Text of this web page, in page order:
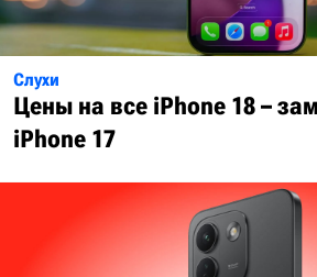
Слухи
Цены на все iPhone 18 –
iPhone 17